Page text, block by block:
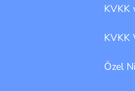
KVKK
KVKK
Özel